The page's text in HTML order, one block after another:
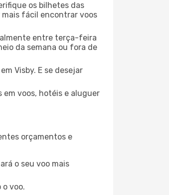
os bilhetes das
mais fácil encontrar voos
entre terça-feira
da semana ou fora de
em Visby. E se desejar
em voos, hotéis e aluguer
orçamentos e
o seu voo mais
voo.